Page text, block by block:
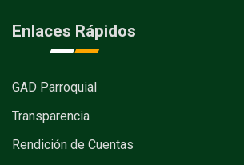
Enlaces Rápidos
GAD Parroquial
Transparencia
Rendición de Cuentas